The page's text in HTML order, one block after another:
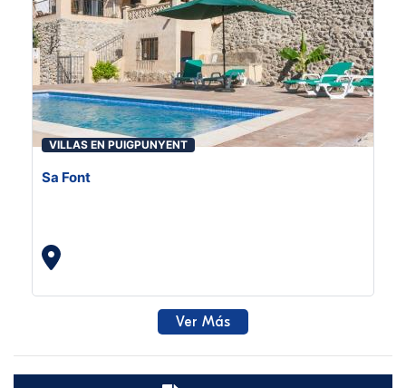
VILLAS EN PUIGPUNYENT
Sa Font
Ver Más